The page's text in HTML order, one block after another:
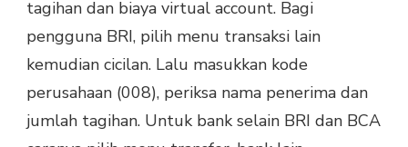
tagihan dan biaya virtual account. Bagi
pengguna BRI, pilih menu transaksi lain
kemudian cicilan. Lalu masukkan kode
perusahaan (008), periksa nama penerima dan
jumlah tagihan. Untuk bank selain BRI dan BCA